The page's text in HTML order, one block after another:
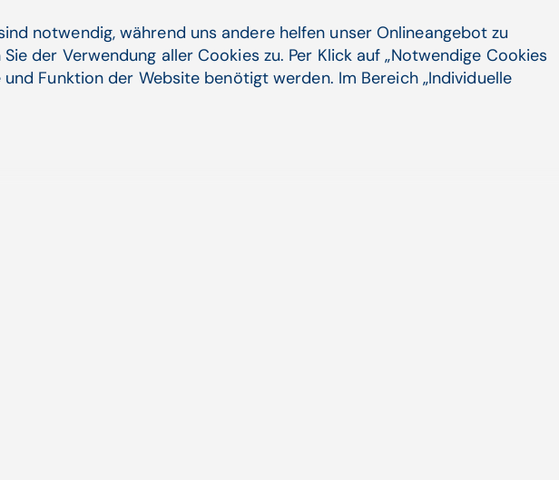
© Unsplash / Michael Soledad
notwendig, während uns andere helfen unser Onlineangebot zu
der Verwendung aller Cookies zu. Per Klick auf „Notwendige Cookies
Funktion der Website benötigt werden. Im Bereich „Individuelle